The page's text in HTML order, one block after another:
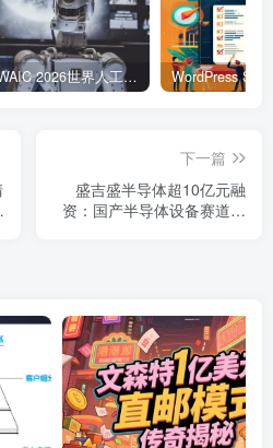
WAIC 2026世界人工智能大会7月17日开幕：300款全球首发，展览面积首破10万平米
下一篇
盛吉盛半导体超10亿元融
资：国产半导体设备赛道资